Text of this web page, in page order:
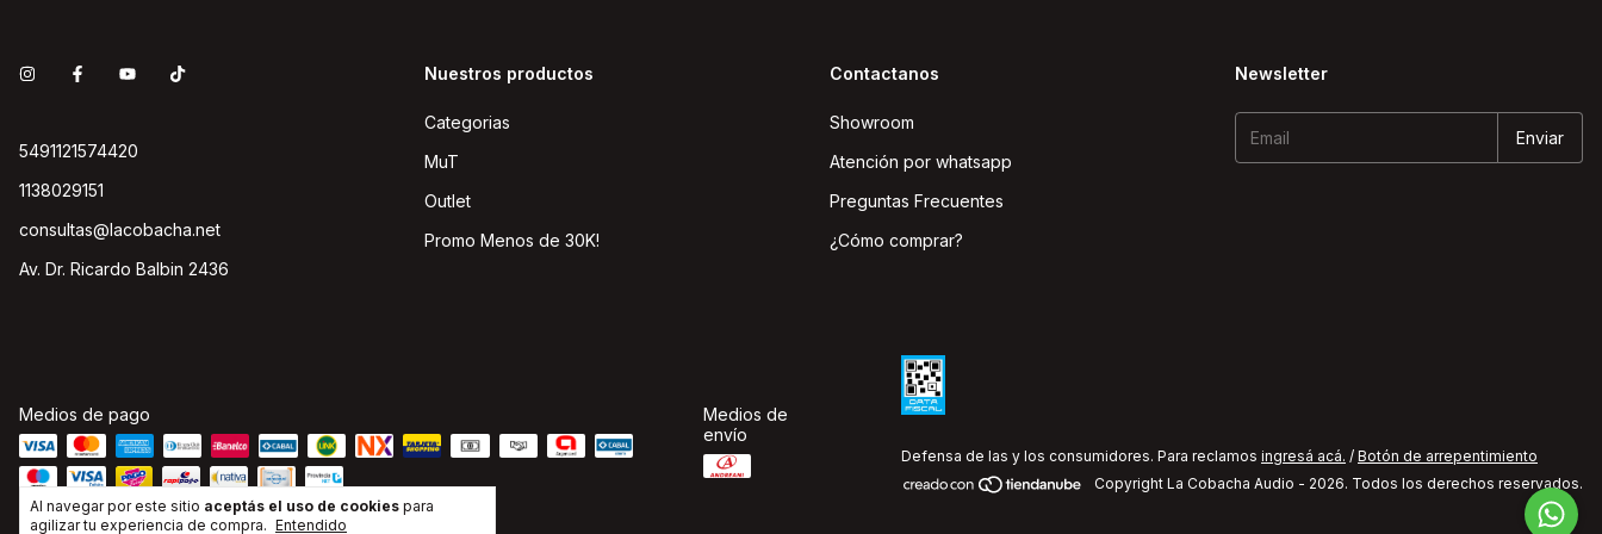
Al navegar por este sitio aceptás el uso de cookies para
agilizar tu experiencia de compra. Entendido
5491121574420
1138029151
consultas@lacobacha.net
Av. Dr. Ricardo Balbin 2436
Nuestros productos
Categorias
MuT
Outlet
Promo Menos de 30K!
Contactanos
Showroom
Atención por whatsapp
Preguntas Frecuentes
¿Cómo comprar?
Newsletter
Medios de pago
Medios de
envío
Defensa de las y los consumidores. Para reclamos ingresá acá. / Botón de arrepentimiento
Copyright La Cobacha Audio - 2026. Todos los derechos reservados.